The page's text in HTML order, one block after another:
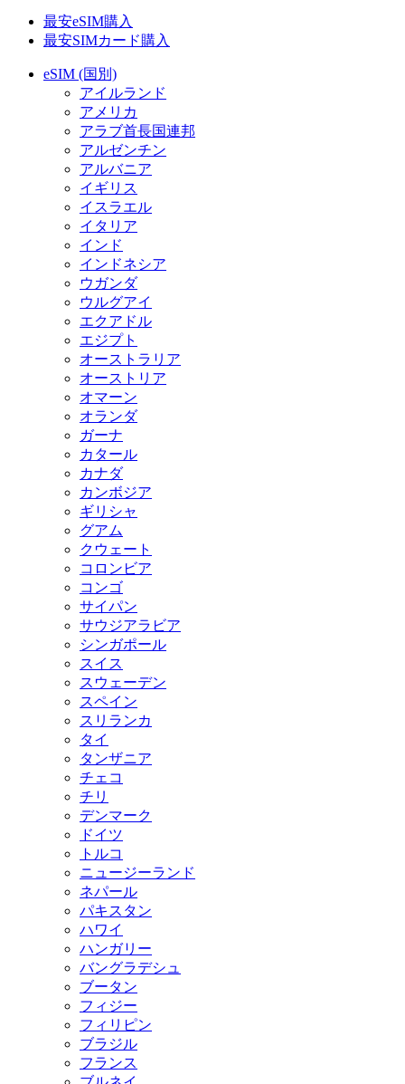
最安eSIM購入
最安SIMカード購入
eSIM (国別)
アイルランド
アメリカ
アラブ首長国連邦
アルゼンチン
アルバニア
イギリス
イスラエル
イタリア
インド
インドネシア
ウガンダ
ウルグアイ
エクアドル
エジプト
オーストラリア
オーストリア
オマーン
オランダ
ガーナ
カタール
カナダ
カンボジア
ギリシャ
グアム
クウェート
コロンビア
コンゴ
サイパン
サウジアラビア
シンガポール
スイス
スウェーデン
スペイン
スリランカ
タイ
タンザニア
チェコ
チリ
デンマーク
ドイツ
トルコ
ニュージーランド
ネパール
パキスタン
ハワイ
ハンガリー
バングラデシュ
ブータン
フィジー
フィリピン
ブラジル
フランス